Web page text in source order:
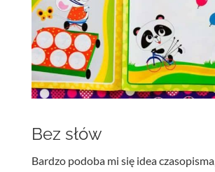
Bez słów
Bardzo podoba mi się idea czasopisma,